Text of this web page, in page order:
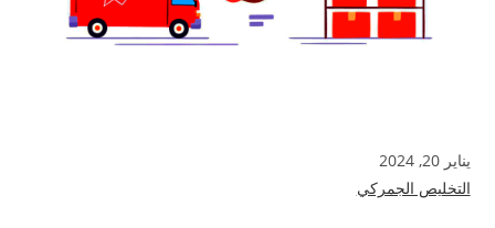
يناير 20, 2024
التخليص الجمركي